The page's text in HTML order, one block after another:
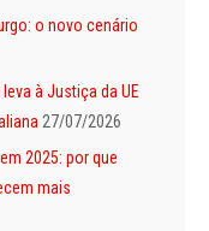
o novo cenário
à Justiça da UE
27/07/2026
2025: por que
mais